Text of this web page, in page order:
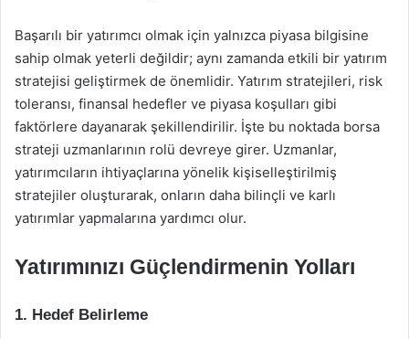
Başarılı bir yatırımcı olmak için yalnızca piyasa bilgisine
sahip olmak yeterli değildir; aynı zamanda etkili bir yatırım
stratejisi geliştirmek de önemlidir. Yatırım stratejileri, risk
toleransı, finansal hedefler ve piyasa koşulları gibi
faktörlere dayanarak şekillendirilir. İşte bu noktada borsa
strateji uzmanlarının rolü devreye girer. Uzmanlar,
yatırımcıların ihtiyaçlarına yönelik kişiselleştirilmiş
stratejiler oluşturarak, onların daha bilinçli ve karlı
yatırımlar yapmalarına yardımcı olur.
Yatırımınızı Güçlendirmenin Yolları
1. Hedef Belirleme